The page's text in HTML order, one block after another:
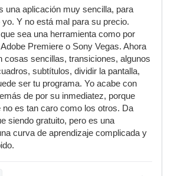
una aplicación muy sencilla, para
Y no está mal para su precio.
sea una herramienta como por
Premiere o Sony Vegas. Ahora
cosas sencillas, transiciones, algunos
subtítulos, dividir la pantalla,
ser tu programa. Yo acabe con
de por su inmediatez, porque
no es tan caro como los otros. Da
siendo gratuito, pero es una
curva de aprendizaje complicada y